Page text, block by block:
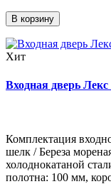
В корзину
Хит
Входная дверь
Комплектация
шелк / Береза
холоднокатаной
полотна: 100 мм,